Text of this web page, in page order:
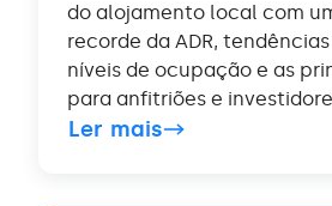
do alojamento local com
recorde da ADR,
níveis de ocupação e as
para anfitriões e
Ler mais